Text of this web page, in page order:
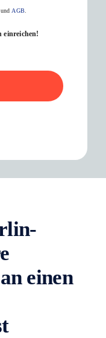
und AGB
einreichen!
einen